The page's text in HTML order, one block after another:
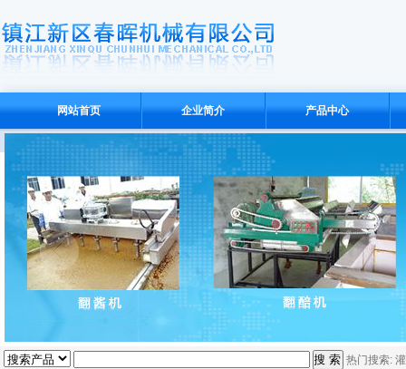
网站首页 企业简介 产品中心
热门搜索: